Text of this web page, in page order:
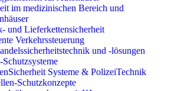
im medizinischen Bereich und
und Lieferkettensicherheit
Verkehrssteuerung
und -lösungen
Schutzsysteme
Systeme & PolizeiTechnik
Schutzkonzepte​